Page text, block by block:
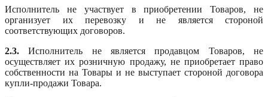
Исполнитель не участвует в приобретении Товаров, не
организует их перевозку и не является стороной
соответствующих договоров.
2.3. Исполнитель не является продавцом Товаров, не
осуществляет их розничную продажу, не приобретает право
собственности на Товары и не выступает стороной договора
купли-продажи Товара.